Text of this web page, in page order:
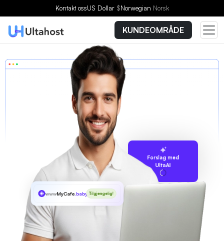
Kontakt ossUS Dollar $Norwegian Norsk
KUNDEOMRÅDE
Forslag med
UltaAI
wwwMyCafe.baby Tilgjengelig!